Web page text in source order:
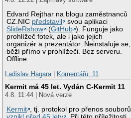
Edvard Rejthar na blogu zaměstnanců
CZ.NIC představil
svou aplikaci
SlideRshow
(GitHub ). Funguje jako
prohlížeč fotek, ale i jako jejich
organizér a prezentátor. Neinstaluje se,
běží přímo v prohlížeči. Bez serveru.
Offline.
Ladislav Hagara | Komentářů: 11
Kermit má 45 let. Vydán C-Kermit 11
4.8. 11:44 | Nová verze
Kermit
, tj. protokol pro přenos souborů,